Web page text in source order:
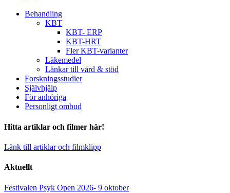
Behandling
KBT
KBT- ERP
KBT-HRT
Fler KBT-varianter
Läkemedel
Länkar till vård & stöd
Forskningsstudier
Självhjälp
För anhöriga
Personligt ombud
Hitta artiklar och filmer här!
Länk till artiklar och filmklipp
Aktuellt
Festivalen Psyk Open 2026- 9 oktober